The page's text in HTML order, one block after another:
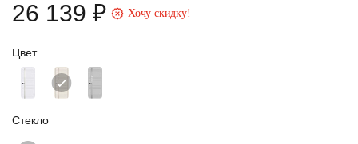
Цвет
Стекло
26 139 ₽ Хочу скидку!